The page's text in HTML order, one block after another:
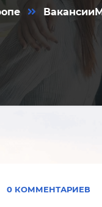
Вакансии
0 КОММЕНТАРИЕВ